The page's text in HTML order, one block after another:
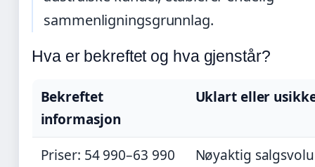
sammenligningsgrunnlag.
Hva er bekreftet og hva gjenstår?
Bekreftet
informasjon
Uklart eller
Priser: 54 990–63 990
Nøyaktig